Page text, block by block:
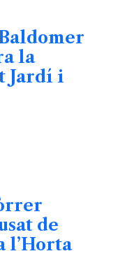
la
Jardí i
de
l’Horta